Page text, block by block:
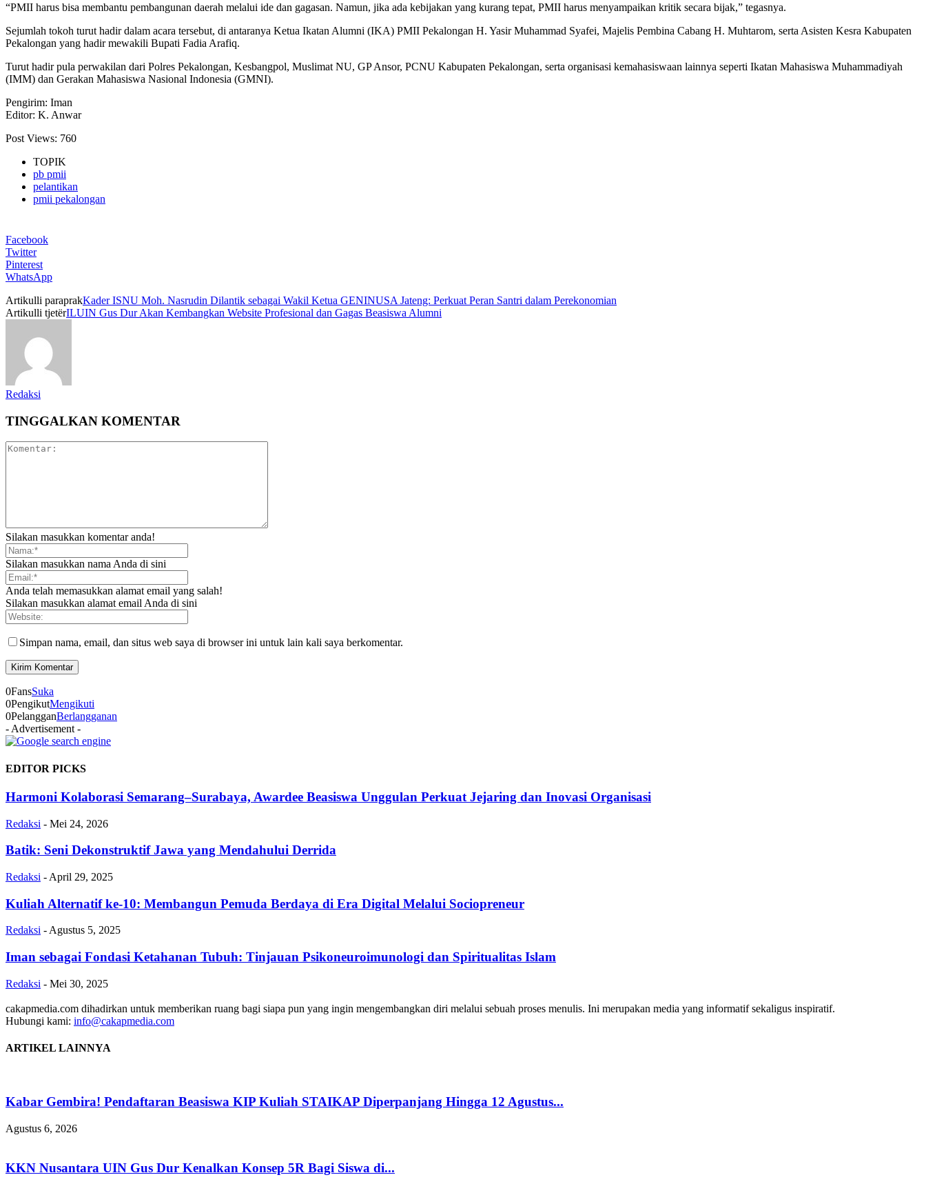
“PMII harus bisa membantu pembangunan daerah melalui ide dan gagasan. Namun, jika ada kebijakan yang kurang tepat, PMII harus menyampaikan kritik secara bijak,” tegasnya.
Sejumlah tokoh turut hadir dalam acara tersebut, di antaranya Ketua Ikatan Alumni (IKA) PMII Pekalongan H. Yasir Muhammad Syafei, Majelis Pembina Cabang H. Muhtarom, serta Asisten Kesra Kabupaten
Pekalongan yang hadir mewakili Bupati Fadia Arafiq.
Turut hadir pula perwakilan dari Polres Pekalongan, Kesbangpol, Muslimat NU, GP Ansor, PCNU Kabupaten Pekalongan, serta organisasi kemahasiswaan lainnya seperti Ikatan Mahasiswa Muhammadiyah
(IMM) dan Gerakan Mahasiswa Nasional Indonesia (GMNI).
Pengirim: Iman
Editor: K. Anwar
Post Views: 760
TOPIK
pb pmii
pelantikan
pmii pekalongan
Facebook
Twitter
Pinterest
WhatsApp
Artikulli paraprakKader ISNU Moh. Nasrudin Dilantik sebagai Wakil Ketua GENINUSA Jateng: Perkuat Peran Santri dalam Perekonomian
Artikulli tjetërILUIN Gus Dur Akan Kembangkan Website Profesional dan Gagas Beasiswa Alumni
Redaksi
TINGGALKAN KOMENTAR
Silakan masukkan komentar anda!
Silakan masukkan nama Anda di sini
Anda telah memasukkan alamat email yang salah!
Silakan masukkan alamat email Anda di sini
Simpan nama, email, dan situs web saya di browser ini untuk lain kali saya berkomentar.
0FansSuka
0PengikutMengikuti
0PelangganBerlangganan
- Advertisement -
EDITOR PICKS
Harmoni Kolaborasi Semarang–Surabaya, Awardee Beasiswa Unggulan Perkuat Jejaring dan Inovasi Organisasi
Redaksi - Mei 24, 2026
Batik: Seni Dekonstruktif Jawa yang Mendahului Derrida
Redaksi - April 29, 2025
Kuliah Alternatif ke-10: Membangun Pemuda Berdaya di Era Digital Melalui Sociopreneur
Redaksi - Agustus 5, 2025
Iman sebagai Fondasi Ketahanan Tubuh: Tinjauan Psikoneuroimunologi dan Spiritualitas Islam
Redaksi - Mei 30, 2025
cakapmedia.com dihadirkan untuk memberikan ruang bagi siapa pun yang ingin mengembangkan diri melalui sebuah proses menulis. Ini merupakan media yang informatif sekaligus inspiratif.
Hubungi kami: info@cakapmedia.com
ARTIKEL LAINNYA
Kabar Gembira! Pendaftaran Beasiswa KIP Kuliah STAIKAP Diperpanjang Hingga 12 Agustus...
Agustus 6, 2026
KKN Nusantara UIN Gus Dur Kenalkan Konsep 5R Bagi Siswa di...